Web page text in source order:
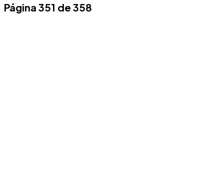
Página 351 de 358